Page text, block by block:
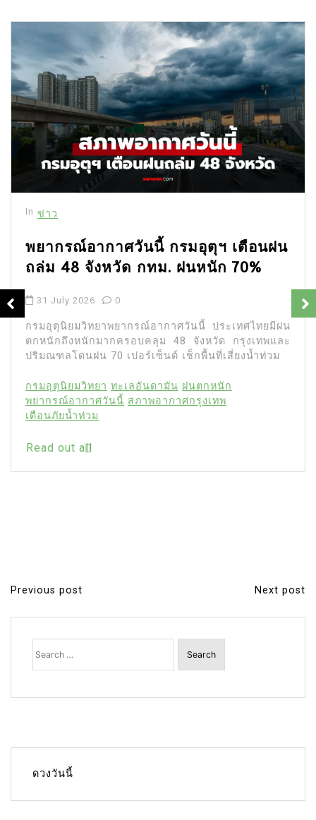
In ข่าว
พยากรณ์อากาศวันนี้ กรมอุตุฯ เตือนฝน
ถล่ม 48 จังหวัด กทม. ฝนหนัก 70%
31 July 2026 0
กรมอุตุนิยมวิทยาพยากรณ์อากาศวันนี้ ประเทศไทยมีฝน
ตกหนักถึงหนักมากครอบคลุม 48 จังหวัด กรุงเทพและ
ปริมณฑลโดนฝน 70 เปอร์เซ็นต์ เช็กพื้นที่เสี่ยงน้ำท่วม
กรมอุตุนิยมวิทยา ทะเลอันดามัน ฝนตกหนัก
พยากรณ์อากาศวันนี้ สภาพอากาศกรุงเทพ
เตือนภัยน้ำท่วม
Read out all
P
o
i
Previous post Next post
Search
for:
ดวงวันนี้